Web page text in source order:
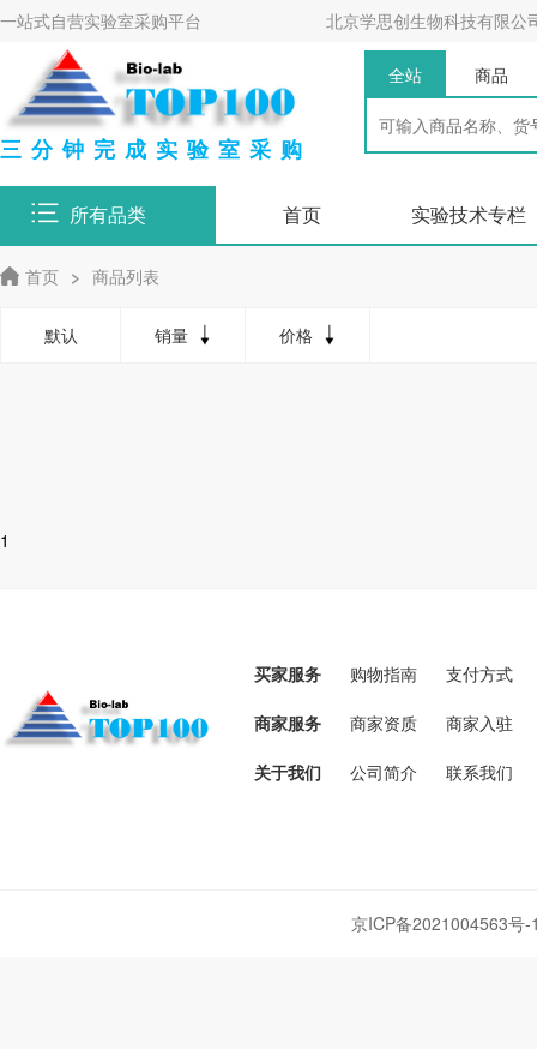
一站式自营实验室采购平台 北京学思创生物科技有限公
三分钟完成实验室采购
全站 商品
所有品类 首页 实验技术专栏
首页 > 商品列表
默认 销量 价格
1
买家服务 购物指南 支付方式
商家服务 商家资质 商家入驻
关于我们 公司简介 联系我们
京ICP备2021004563号-